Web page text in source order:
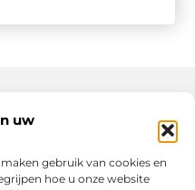
uw
gebruik van cookies en
hoe u onze website